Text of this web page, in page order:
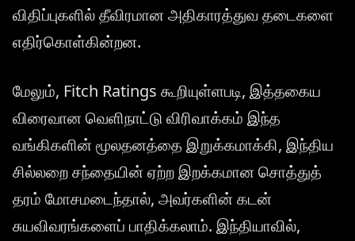
விதிப்புகளில் தீவிரமான அதிகாரத்துவ தடைகளை
எதிர்கொள்கின்றன.
மேலும், Fitch Ratings கூறியுள்ளபடி, இத்தகைய
விரைவான வெளிநாட்டு விரிவாக்கம் இந்த
வங்கிகளின் மூலதனத்தை இறுக்கமாக்கி, இந்திய
சில்லறை சந்தையின் ஏற்ற இறக்கமான சொத்துத்
தரம் மோசமடைந்தால், அவர்களின் கடன்
சுயவிவரங்களைப் பாதிக்கலாம். இந்தியாவில்,